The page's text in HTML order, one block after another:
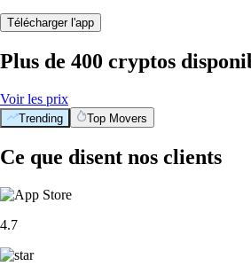
Télécharger l'app
Plus de 400 cryptos
Voir les prix
Trending Top Movers
Ce que disent nos clients
4.7